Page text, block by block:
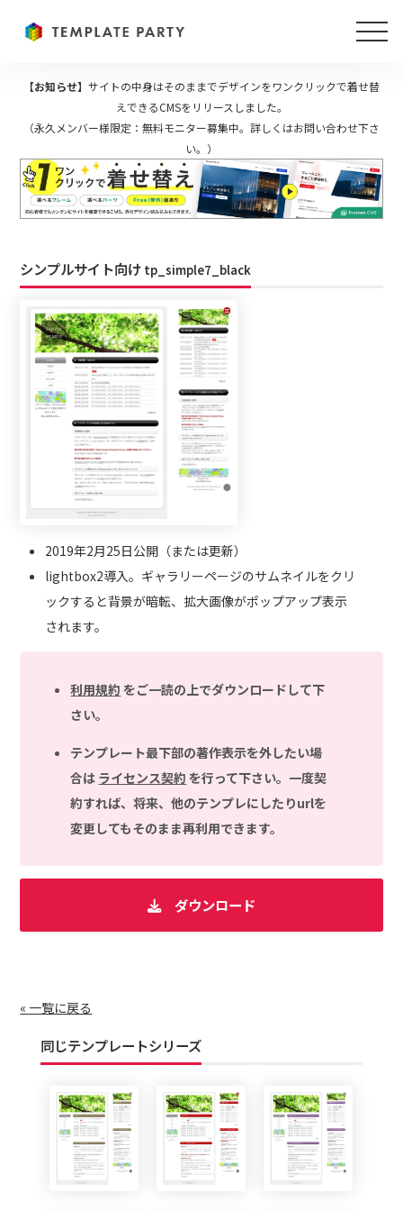
【お知らせ】 サイトの中身はそのままでデザインをワンクリックで着せ替
えできるCMSをリリースしました。
（永久メンバー様限定：無料モニター募集中。詳しくはお問い合わせ下さ
い。）
シンプルサイト向け tp_simple7_black
2019年2月25日公開（または更新）
lightbox2導入。ギャラリーページのサムネイルをクリ
ックすると背景が暗転、拡大画像がポップアップ表示
されます。
利用規約 をご一読の上でダウンロードして下
さい。
テンプレート最下部の著作表示を外したい場
合は ライセンス契約 を行って下さい。一度契
約すれば、将来、他のテンプレにしたりurlを
変更してもそのまま再利用できます。
ダウンロード
« 一覧に戻る
同じテンプレートシリーズ